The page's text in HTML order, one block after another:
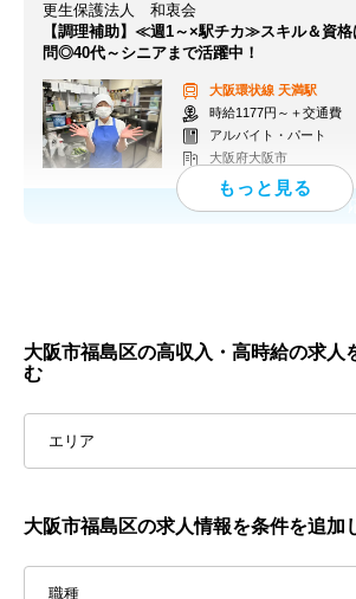
更生保護法人 和衷会
【調理補助】≪週1～×駅チカ≫スキル＆資格
問◎40代～シニアまで活躍中！
大阪環状線 天満駅
時給1177円～＋交通費
アルバイト・パート
大阪府大阪市
大阪市福島区の高収入・高時給の求人
む
エリア
大阪市福島区の求人情報を条件を追加
職種